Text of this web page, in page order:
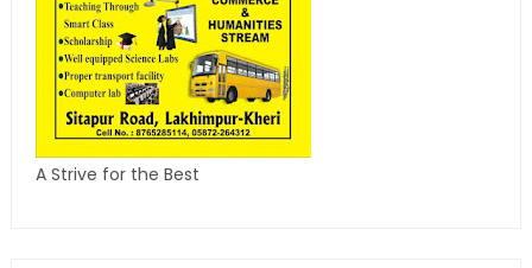
A Strive for the Best